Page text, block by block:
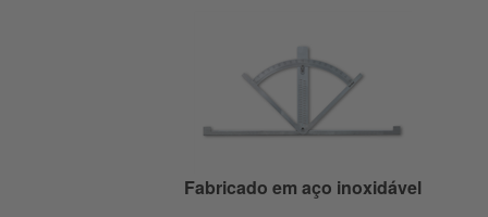
Fabricado em aço inoxidável